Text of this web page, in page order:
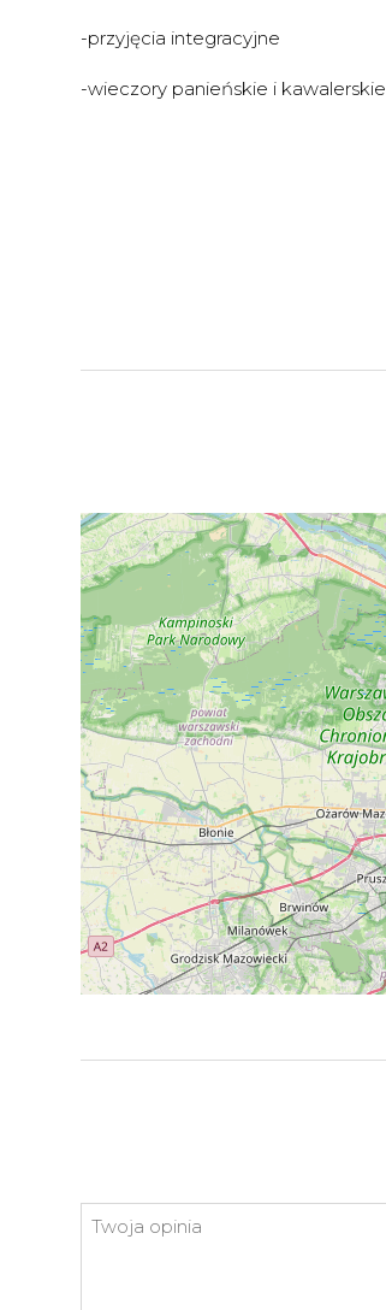
-przyjęcia integracyjne
-wieczory panieńskie i kawalerskie